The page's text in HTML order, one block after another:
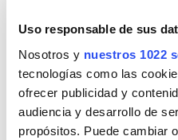
Uso responsable de sus
Nosotros y nuestros 1022
tecnologías como las
ofrecer publicidad y
audiencia y desarrollo de
propósitos. Puede cambiar
Diésel Eléctrico
Cambio
Encuentra tu